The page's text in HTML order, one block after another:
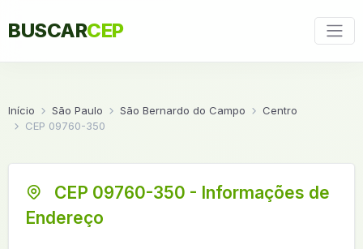
BUSCARCEP
Início São Paulo São Bernardo do Campo
Centro
CEP 09760-350
CEP 09760-350 - Informações de
Endereço